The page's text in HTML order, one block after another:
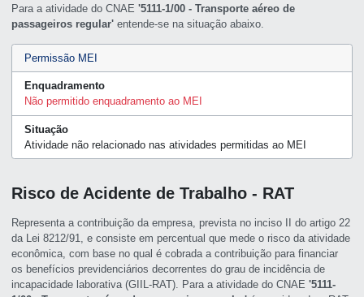
Para a atividade do CNAE'5111-1/00 - Transporte aéreo de
passageiros regular' entende-se na situação abaixo.
Permissão MEI
Enquadramento
Não permitido enquadramento ao MEI
Situação
Atividade não relacionado nas atividades permitidas ao MEI
Risco de Acidente de Trabalho - RAT
Representa a contribuição da empresa, prevista no inciso II do artigo 22
da Lei 8212/91, e consiste em percentual que mede o risco da atividade
econômica, com base no qual é cobrada a contribuição para financiar
os benefícios previdenciários decorrentes do grau de incidência de
incapacidade laborativa (GIIL-RAT). Para a atividade do CNAE'5111-